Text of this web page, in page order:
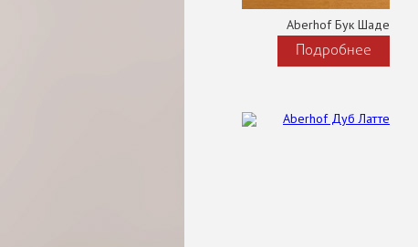
Aberhof Бук Шаде
Подробнее